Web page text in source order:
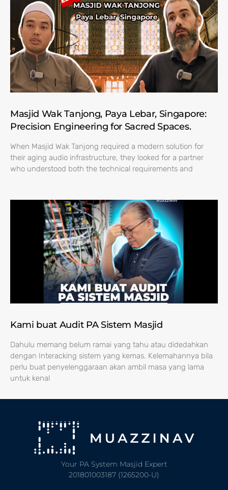
Masjid Wak Tanjong, Paya Lebar, Singapore:
Precision Engineering for Sacred Spaces.
When Masjid Wak Tanjong required a modern solution for
their aging audio infrastructure, they looked for a partner
who understood both the technical requirements and
Kami buat Audit PA Sistem Masjid
Dahulu memang belum ramai yang tahu atau didedahkan
dengan Interacking sistem yang kemas. Kelemahannya bila
perlu buat penyelenggaraan akan ambil masa yang lama
untuk kenal
Your PA System Masjid Expert
201801003187 (1265200-U)